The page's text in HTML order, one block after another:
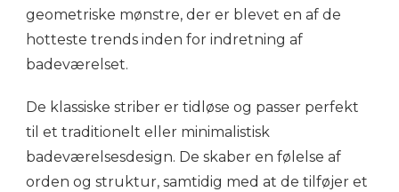
geometriske mønstre, der er blevet en af de
hotteste trends inden for indretning af
badeværelset.
De klassiske striber er tidløse og passer perfekt
til et traditionelt eller minimalistisk
badeværelsesdesign. De skaber en følelse af
orden og struktur, samtidig med at de tilføjer et